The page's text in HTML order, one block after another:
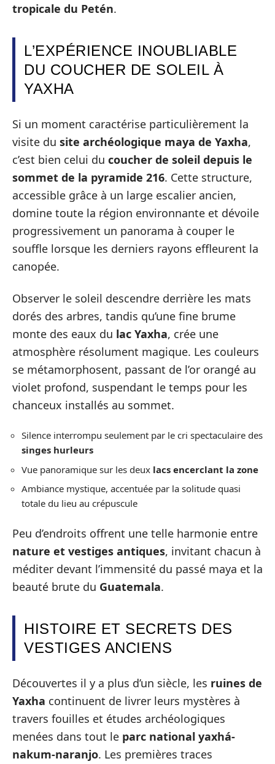
tropicale du Petén.
L’EXPÉRIENCE INOUBLIABLE
DU COUCHER DE SOLEIL À
YAXHA
Si un moment caractérise particulièrement la
visite du site archéologique maya de Yaxha,
c’est bien celui du coucher de soleil depuis le
sommet de la pyramide 216. Cette structure,
accessible grâce à un large escalier ancien,
domine toute la région environnante et dévoile
progressivement un panorama à couper le
souffle lorsque les derniers rayons effleurent la
canopée.
Observer le soleil descendre derrière les mats
dorés des arbres, tandis qu’une fine brume
monte des eaux du lac Yaxha, crée une
atmosphère résolument magique. Les couleurs
se métamorphosent, passant de l’or orangé au
violet profond, suspendant le temps pour les
chanceux installés au sommet.
Silence interrompu seulement par le cri spectaculaire des
singes hurleurs
Vue panoramique sur les deux lacs encerclant la zone
Ambiance mystique, accentuée par la solitude quasi
totale du lieu au crépuscule
Peu d’endroits offrent une telle harmonie entre
nature et vestiges antiques, invitant chacun à
méditer devant l’immensité du passé maya et la
beauté brute du Guatemala.
HISTOIRE ET SECRETS DES
VESTIGES ANCIENS
Découvertes il y a plus d’un siècle, les ruines de
Yaxha continuent de livrer leurs mystères à
travers fouilles et études archéologiques
menées dans tout le parc national yaxhá-
nakum-naranjo. Les premières traces